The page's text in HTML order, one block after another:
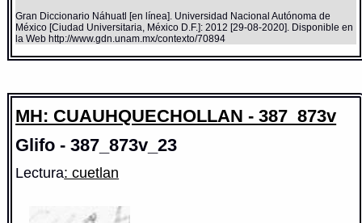
Gran Diccionario Náhuatl [en línea]. Universidad Nacional Autónoma de
México [Ciudad Universitaria, México D.F.]: 2012 [29-08-2020]. Disponible en
la Web http://www.gdn.unam.mx/contexto/70894
MH: CUAUHQUECHOLLAN - 387_873v
Glifo - 387_873v_23
Lectura: cuetlan